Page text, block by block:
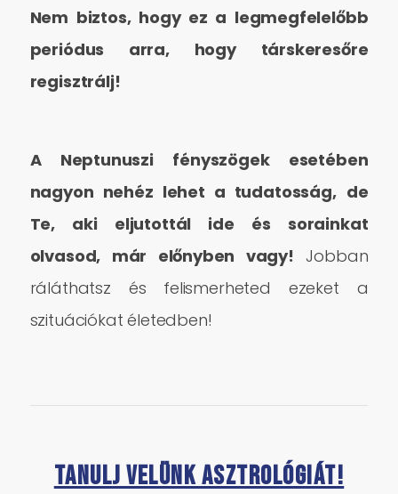
Nem biztos, hogy ez a legmegfelelőbb
periódus arra, hogy társkeresőre
regisztrálj!
A Neptunuszi fényszögek esetében
nagyon nehéz lehet a tudatosság, de
Te, aki eljutottál ide és sorainkat
olvasod, már előnyben vagy! Jobban
ráláthatsz és felismerheted ezeket a
szituációkat életedben!
Tanulj velünk asztrológiát!